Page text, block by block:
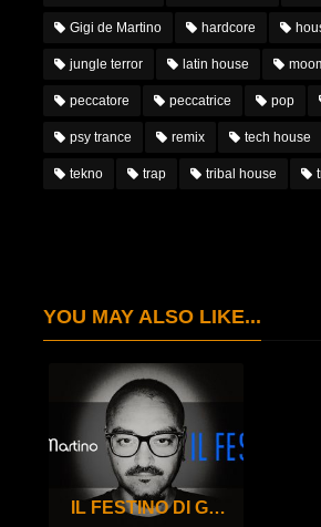
Gigi de Martino hardcore
jungle terror latin house
peccatore peccatrice pop
psy trance remix tech house
tekno trap tribal house
YOU MAY ALSO LIKE...
IL FESTINO DI GIGI DE MARTINO – 100°